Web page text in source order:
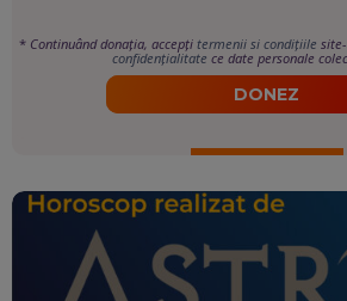
* Continuând donația, accepți termenii si condițiile
confidențialitate ce date personale
DONEZ